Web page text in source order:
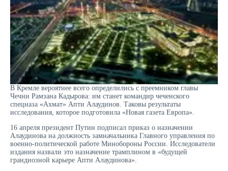
В Кремле вероятнее всего определились с преемником главы
Чечни Рамзана Кадырова: им станет командир чеченского
спецназа «Ахмат» Апти Алаудинов. Таковы результаты
исследования, которое подготовила «Новая газета Европа».
16 апреля президент Путин подписал приказ о назначении
Алаудинова на должность замначальника Главного управления по
военно-политической работе Минобороны России. Исследователи
издания назвали это назначение трамплином в «будущей
грандиозной карьере Апти Алаудинова».